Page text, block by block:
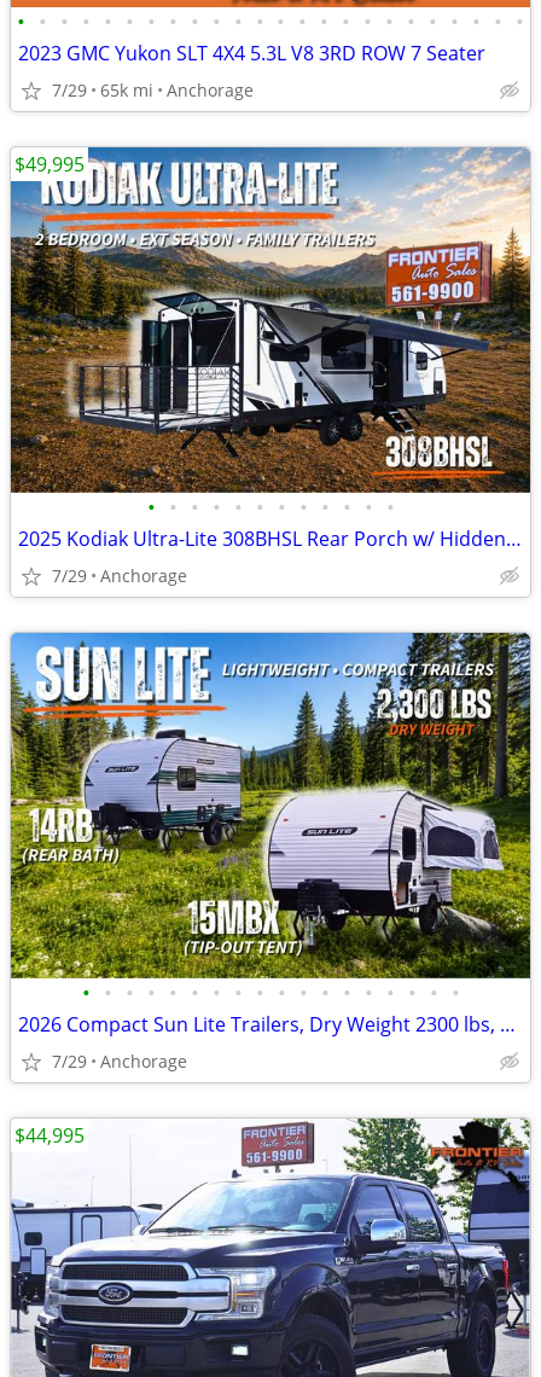
• • • • • • • • • • • • • • • • • • • • • • • •
2023 GMC Yukon SLT 4X4 5.3L V8 3RD ROW 7 Seater
7/29 65k mi Anchorage
• • • • • • • • • • • •
2025 Kodiak Ultra-Lite 308BHSL Rear Porch w/ Hidden Bunkroom
7/29 Anchorage
$49,995
• • • • • • • • • • • • • • • • • •
2026 Compact Sun Lite Trailers, Dry Weight 2300 lbs, SUV Towable
7/29 Anchorage
$44,995